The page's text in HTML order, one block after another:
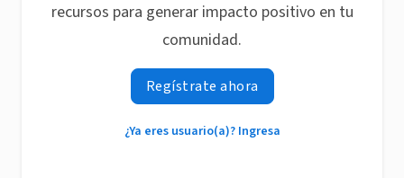
recursos para generar impacto positivo en tu
comunidad.
Regístrate ahora
¿Ya eres usuario(a)? Ingresa